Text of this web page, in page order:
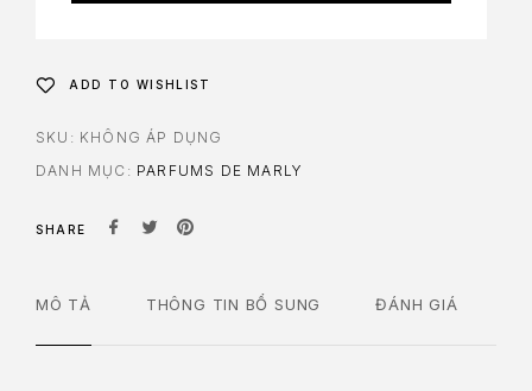
ADD TO WISHLIST
SKU: KHÔNG ÁP DỤNG
DANH MỤC: PARFUMS DE MARLY
SHARE
MÔ TẢ THÔNG TIN BỔ SUNG ĐÁNH GIÁ